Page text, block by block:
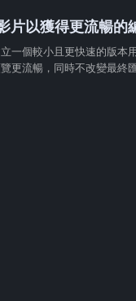
片以獲得更流暢的
一個較小且更快速的版本
更流暢，同時不改變最終